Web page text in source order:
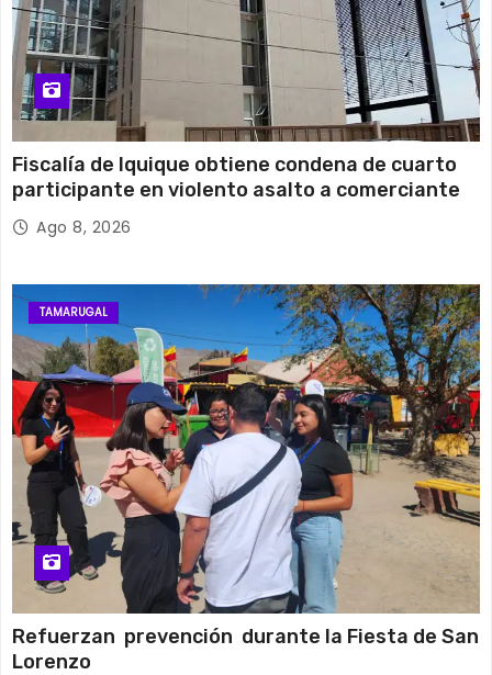
Fiscalía de Iquique obtiene condena de cuarto
participante en violento asalto a comerciante
Ago 8, 2026
TAMARUGAL
Refuerzan prevención durante la Fiesta de San
Lorenzo